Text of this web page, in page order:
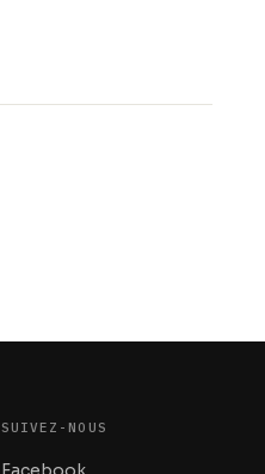
SUIVEZ-NOUS